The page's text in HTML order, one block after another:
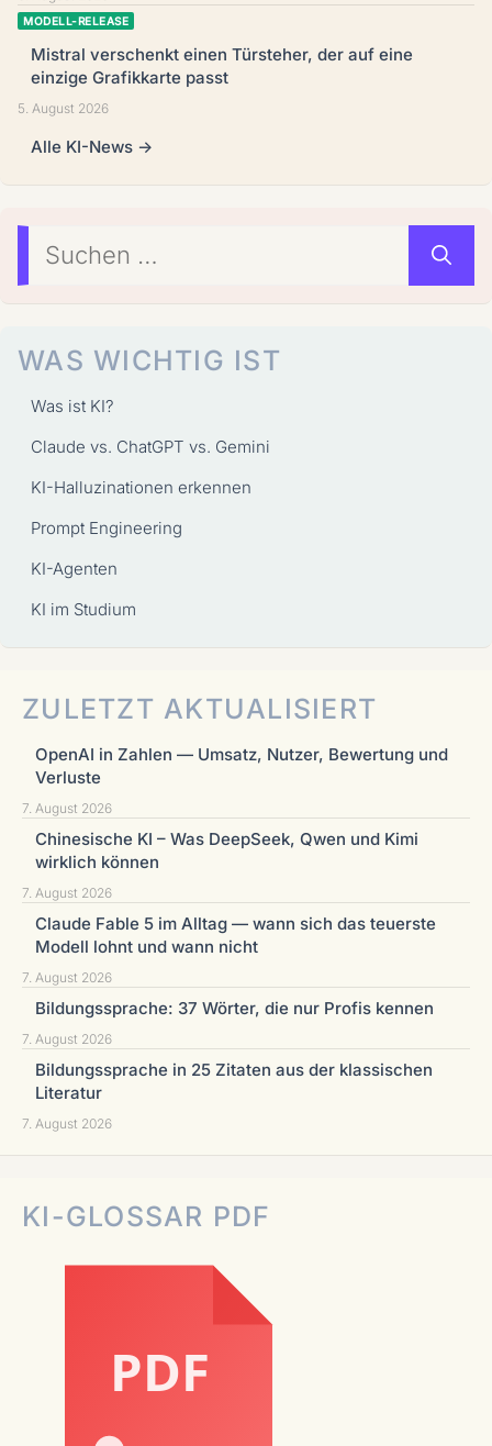
MODELL-RELEASE
Mistral verschenkt einen Türsteher, der auf eine
einzige Grafikkarte passt
5. August 2026
Alle KI-News →
Suchen
nach:
WAS WICHTIG IST
Was ist KI?
Claude vs. ChatGPT vs. Gemini
KI-Halluzinationen erkennen
Prompt Engineering
KI-Agenten
KI im Studium
ZULETZT AKTUALISIERT
OpenAI in Zahlen — Umsatz, Nutzer, Bewertung und
Verluste
7. August 2026
Chinesische KI – Was DeepSeek, Qwen und Kimi
wirklich können
7. August 2026
Claude Fable 5 im Alltag — wann sich das teuerste
Modell lohnt und wann nicht
7. August 2026
Bildungssprache: 37 Wörter, die nur Profis kennen
7. August 2026
Bildungssprache in 25 Zitaten aus der klassischen
Literatur
7. August 2026
KI-GLOSSAR PDF